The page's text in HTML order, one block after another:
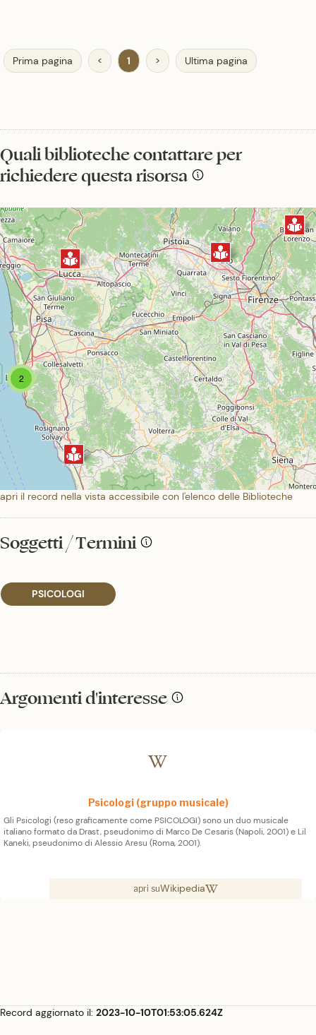
Prima pagina < 1 > Ultima pagina
Quali biblioteche contattare per
richiedere questa risorsa
2
apri il record nella vista accessibile con l'elenco delle Biblioteche
Soggetti / Termini
PSICOLOGI
Argomenti d'interesse
Psicologi (gruppo musicale)
Gli Psicologi (reso graficamente come PSICOLOGI) sono un duo musicale
italiano formato da Drast, pseudonimo di Marco De Cesaris (Napoli, 2001) e Lil
Kaneki, pseudonimo di Alessio Aresu (Roma, 2001).
apri suWikipedia
Record aggiornato il: 2023-10-10T01:53:05.624Z